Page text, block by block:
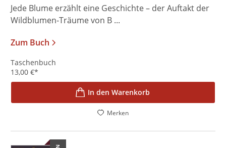
Jede Blume erzählt eine Geschichte – der Auftakt der
Wildblumen-Träume von B ...
Zum Buch
Taschenbuch
13,00 €*
In den Warenkorb
Merken